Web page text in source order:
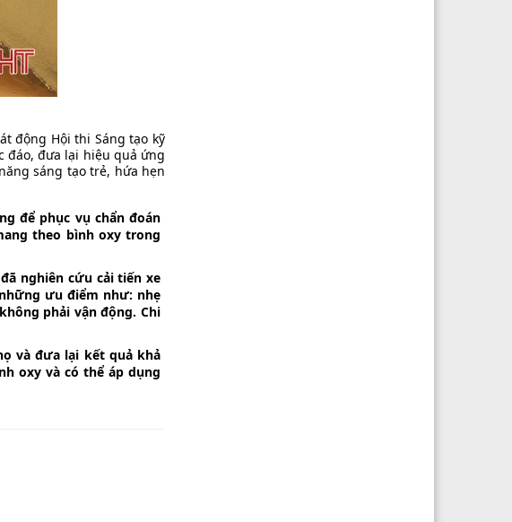
động Hội thi Sáng tạo kỹ
đáo, đưa lại hiệu quả ứng
sáng tạo trẻ, hứa hẹn
để phục vụ chẩn đoán
theo bình oxy trong
nghiên cứu cải tiến xe
ưu điểm như: nhẹ
phải vận động. Chi
và đưa lại kết quả khả
oxy và có thể áp dụng